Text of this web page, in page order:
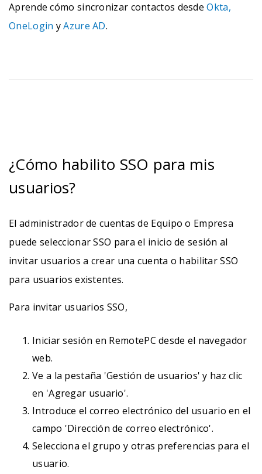
Aprende cómo sincronizar contactos desdeOkta,
OneLogin yAzure AD.
¿Cómo habilito SSO para mis
usuarios?
El administrador de cuentas de Equipo o Empresa
puede seleccionar SSO para el inicio de sesión al
invitar usuarios a crear una cuenta o habilitar SSO
para usuarios existentes.
Para invitar usuarios SSO,
Iniciar sesión en RemotePC desde el navegador
web.
Ve a la pestaña 'Gestión de usuarios' y haz clic
en 'Agregar usuario'.
Introduce el correo electrónico del usuario en el
campo 'Dirección de correo electrónico'.
Selecciona el grupo y otras preferencias para el
usuario.